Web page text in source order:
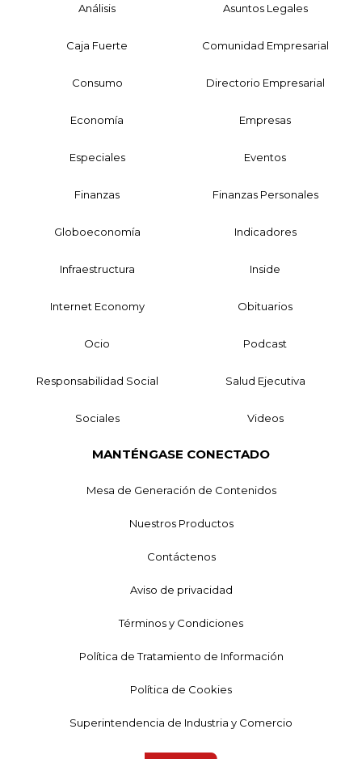
Análisis Asuntos Legales
Caja Fuerte Comunidad Empresarial
Consumo Directorio Empresarial
Economía Empresas
Especiales Eventos
Finanzas Finanzas Personales
Globoeconomía Indicadores
Infraestructura Inside
Internet Economy Obituarios
Ocio Podcast
Responsabilidad Social Salud Ejecutiva
Sociales Videos
MANTÉNGASE CONECTADO
Mesa de Generación de Contenidos
Nuestros Productos
Contáctenos
Aviso de privacidad
Términos y Condiciones
Política de Tratamiento de Información
Política de Cookies
Superintendencia de Industria y Comercio